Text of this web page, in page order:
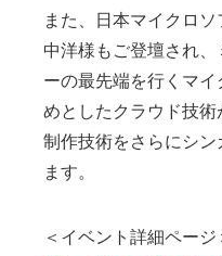
また、日本マイクロ
中洋様もご登壇され
ーの最先端を行くマ
めとしたクラウド技
制作技術をさらにシ
ます。
＜イベント詳細ページ